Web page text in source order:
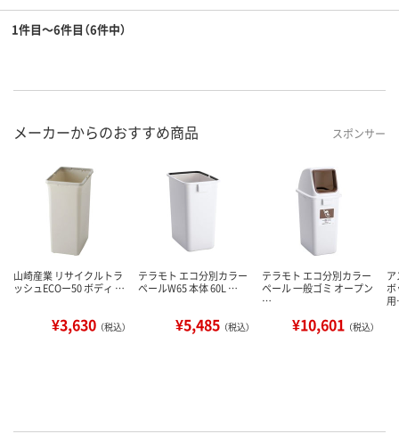
1件目～6件目（6件中）
メーカーからのおすすめ商品 スポンサー
山崎産業 リサイクルトラ
ッシュECOー50 ボディ …
¥3,630 （税込）
テラモト エコ分別カラー
ペールW65 本体 60L …
¥5,485 （税込）
テラモト エコ分別カラー
ペール 一般ゴミ オープン
…
¥10,601 （税込）
ボ